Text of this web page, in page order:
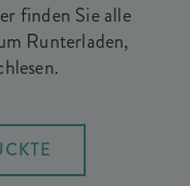
finden Sie alle
Runterladen,